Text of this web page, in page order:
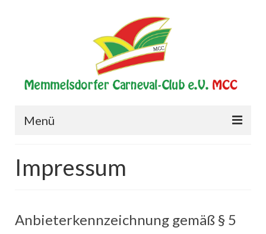
Menü
Verein
Vorstand
Impressum
Anbieterkennzeichnung gemäß § 5